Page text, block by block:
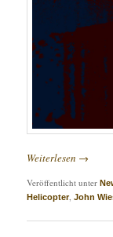
Weiterlesen →
Veröffentlicht unter
Helicopter,John